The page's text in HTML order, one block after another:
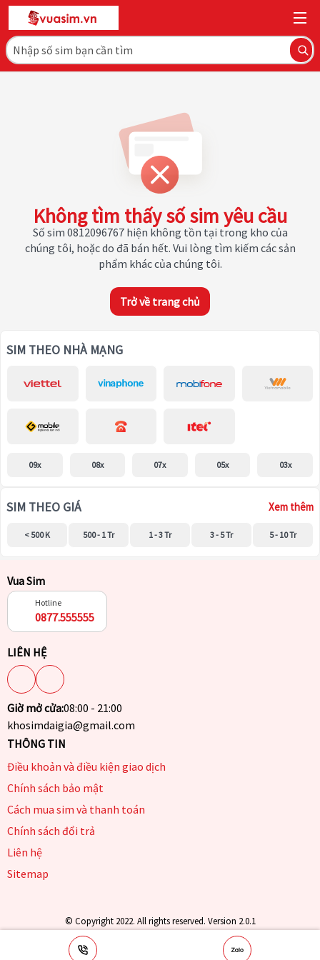
Không tìm thấy số sim yêu cầu
Số sim 0812096767 hiện không tồn tại trong kho của
chúng tôi, hoặc do đã bán hết. Vui lòng tìm kiếm các sản
phẩm khác của chúng tôi.
Trở về trang chủ
SIM THEO NHÀ MẠNG
09x 08x 07x 05x 03x
SIM THEO GIÁ Xem thêm
< 500 K 500 - 1 Tr 1 - 3 Tr 3 - 5 Tr 5 - 10 Tr
Vua Sim
Hotline
0877.555555
LIÊN HỆ
Giờ mở cửa:08:00 - 21:00
khosimdaigia@gmail.com
THÔNG TIN
Điều khoản và điều kiện giao dịch
Chính sách bảo mật
Cách mua sim và thanh toán
Chính sách đổi trả
Liên hệ
Sitemap
© Copyright 2022. All rights reserved. Version 2.0.1